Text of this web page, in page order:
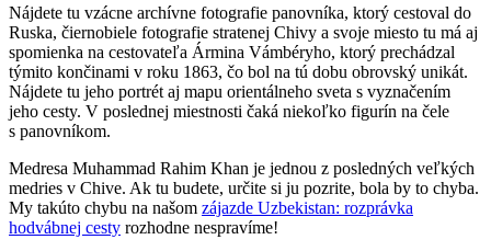
Nájdete tu vzácne archívne fotografie panovníka, ktorý cestoval do
Ruska, čiernobiele fotografie stratenej Chivy a svoje miesto tu má aj
spomienka na cestovateľa Ármina Vámbéryho, ktorý prechádzal
týmito končinami v roku 1863, čo bol na tú dobu obrovský unikát.
Nájdete tu jeho portrét aj mapu orientálneho sveta s vyznačením
jeho cesty. V poslednej miestnosti čaká niekoľko figurín na čele
s panovníkom.
Medresa Muhammad Rahim Khan je jednou z posledných veľkých
medries v Chive. Ak tu budete, určite si ju pozrite, bola by to chyba.
My takúto chybu na našom zájazde Uzbekistan: rozprávka
hodvábnej cesty rozhodne nespravíme!